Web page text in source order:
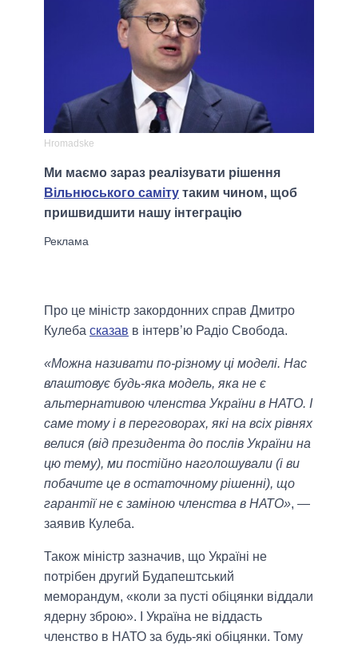
Hromadske
Ми маємо зараз реалізувати рішення
Вільнюського саміту таким чином, щоб
пришвидшити нашу інтеграцію
Про це міністр закордонних справ Дмитро
Кулеба сказав в інтерв’ю Радіо Свобода.
«Можна називати по-різному ці моделі. Нас
влаштовує будь-яка модель, яка не є
альтернативою членства України в НАТО. І
саме тому і в переговорах, які на всіх рівнях
велися (від президента до послів України на
цю тему), ми постійно наголошували (і ви
побачите це в остаточному рішенні), що
гарантії не є заміною членства в НАТО», —
заявив Кулеба.
Також міністр зазначив, що Україні не
потрібен другий Будапештський
меморандум, «коли за пусті обіцянки віддали
ядерну зброю». І Україна не віддасть
членство в НАТО за будь-які обіцянки. Тому